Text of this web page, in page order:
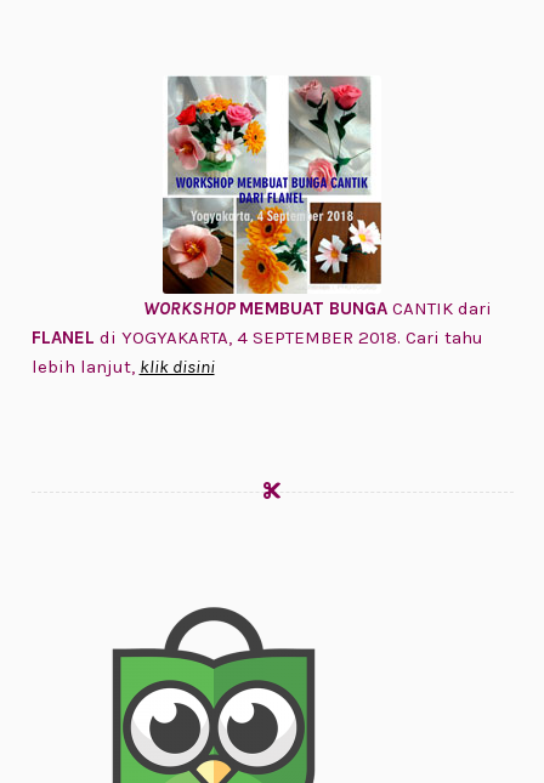
WORKSHOP MEMBUAT BUNGACANTIK dari
FLANEL di YOGYAKARTA, 4 SEPTEMBER 2018. Cari tahu
lebih lanjut, klik disini